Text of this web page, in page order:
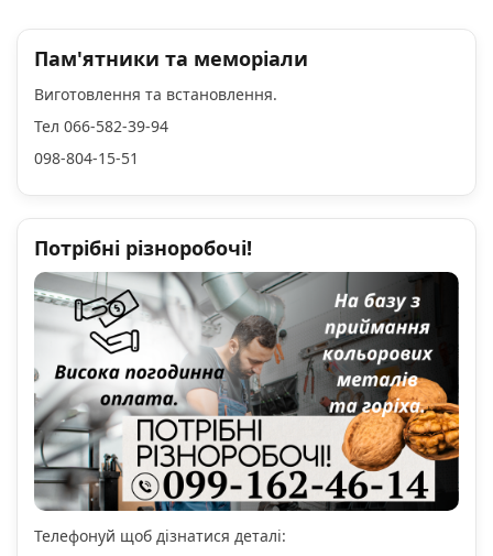
Пам'ятники та меморіали
Виготовлення та встановлення.
Тел 066-582-39-94
098-804-15-51
Потрібні різноробочі!
Телефонуй щоб дізнатися деталі: